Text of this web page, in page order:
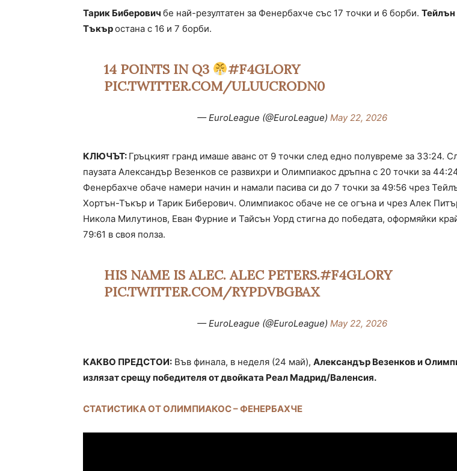
Тарик Биберович бе най-резултатен за Фенербахче със 17 точки и 6 борби.
Тъкъростана с 16 и 7 борби.
14 POINTS IN Q3
#F4GLORY
PIC.TWITTER.COM/ULUUCRODN0
— EuroLeague (@EuroLeague) May 22, 2026
КЛЮЧЪТ: Гръцкият гранд имаше аванс от 9 точки след едно полувреме за 33:24.
паузата Александър Везенков се развихри и Олимпиакос дръпна с 20 точки за
Фенербахче обаче намери начин и намали пасива си до 7 точки за 49:56 чрез
Хортън-Тъкър и Тарик Биберович. Олимпиакос обаче не се огъна и чрез Алек
Никола Милутинов, Еван Фурние и Тайсън Уорд стигна до победата, оформяйки
79:61 в своя полза.
HIS NAME IS ALEC. ALEC PETERS.#F4GLORY
PIC.TWITTER.COM/RYPDVBGBAX
— EuroLeague (@EuroLeague) May 22, 2026
КАКВО ПРЕДСТОИ: Във финала, в неделя (24 май), Александър Везенков и
излязат срещу победителя от двойката Реал Мадрид/Валенсия.
СТАТИСТИКА ОТ ОЛИМПИАКОС – ФЕНЕРБАХЧЕ